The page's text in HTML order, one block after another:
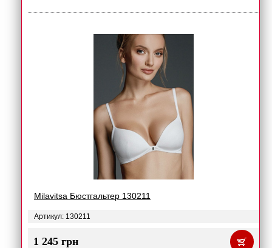
Milavitsa Бюстгальтер 130211
Артикул: 130211
1 245 грн